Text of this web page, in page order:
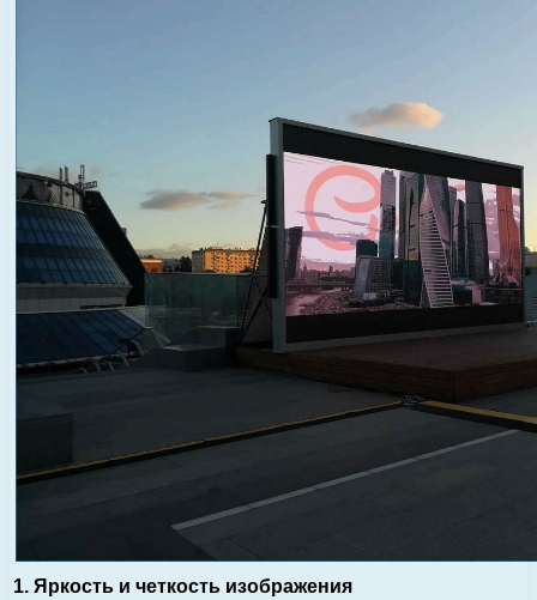
1. Яркость и четкость изображения